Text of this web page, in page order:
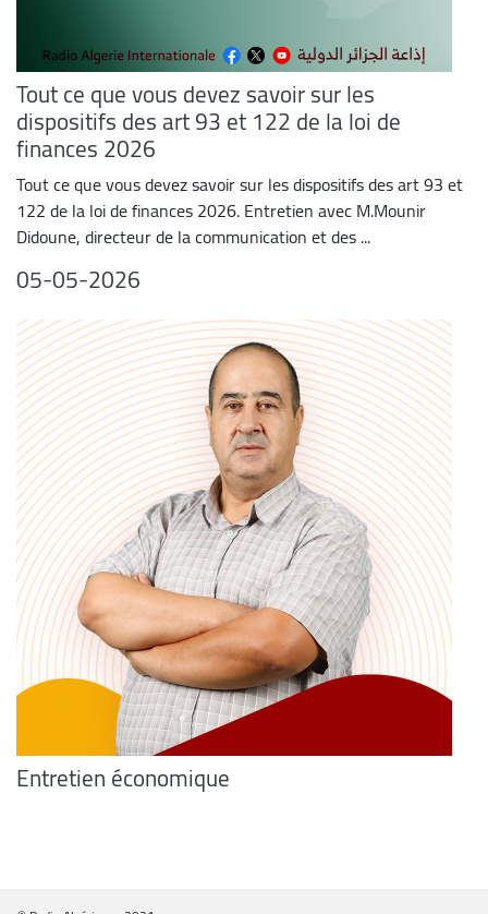
Tout ce que vous devez savoir sur les
dispositifs des art 93 et 122 de la loi de
finances 2026
Tout ce que vous devez savoir sur les dispositifs des art 93 et
122 de la loi de finances 2026. Entretien avec M.Mounir
Didoune, directeur de la communication et des ...
05-05-2026
Entretien économique